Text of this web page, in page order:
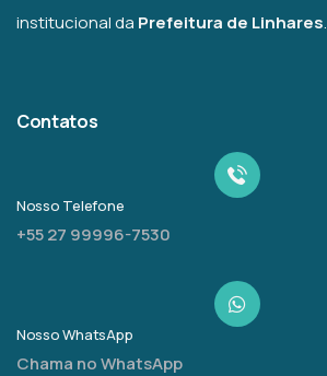
institucional da Prefeitura de Linhares.
Contatos
Nosso Telefone
+55 27 99996-7530
Nosso WhatsApp
Chama no WhatsApp